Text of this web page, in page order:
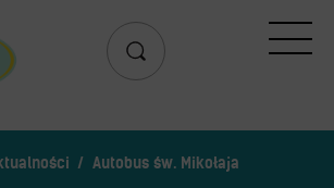
Schemat linii dziennych
Autobus św. Mikołaja